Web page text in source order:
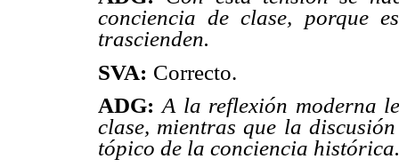
conciencia de clase, porque
trascienden.
SVA: Correcto.
ADG: A la reflexión moderna
clase, mientras que la
tópico de la conciencia histórica.